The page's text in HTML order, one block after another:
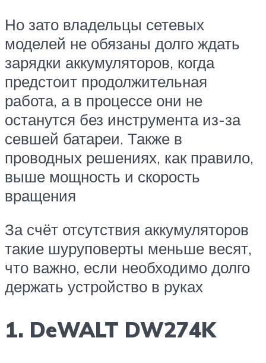
Но зато владельцы сетевых
моделей не обязаны долго ждать
зарядки аккумуляторов, когда
предстоит продолжительная
работа, а в процессе они не
останутся без инструмента из-за
севшей батареи. Также в
проводных решениях, как правило,
выше мощность и скорость
вращения
За счёт отсутствия аккумуляторов
такие шуруповерты меньше весят,
что важно, если необходимо долго
держать устройство в руках
1. DeWALT DW274K